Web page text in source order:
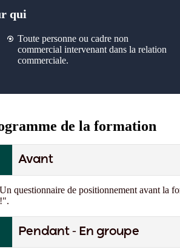
qui
Toute personne ou cadre non
commercial intervenant dans la relation
commerciale.
de la formation
Avant
Un questionnaire de positionnement avant la
!".
Pendant - En groupe